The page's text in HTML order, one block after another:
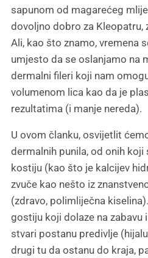
sapunom od magarećeg
dovoljno dobro za Kleopatru,
Ali, kao što znamo, vremena
umjesto da se oslanjamo na
dermalni fileri koji nam
volumenom lica kao da je
rezultatima (i manje nereda).
U ovom članku, osvijetlit
dermalnih punila, od onih koji
kostiju (kao što je kalcijev
zvuče kao nešto iz
(zdravo, polimliječna
gostiju koji dolaze na zabavu
stvari postanu predivlje
drugi tu da ostanu do kraja,